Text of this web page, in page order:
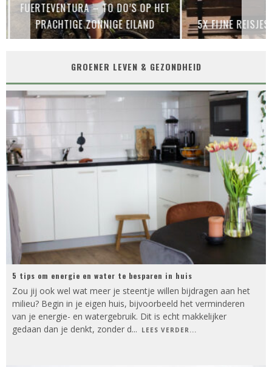
FUERTEVENTURA – TO DO’S OP HET
PRACHTIGE ZONNIGE EILAND
5X FIJNE REISJES
GROENER LEVEN & GEZONDHEID
5 tips om energie en water te besparen in huis
Zou jij ook wel wat meer je steentje willen bijdragen aan het
milieu? Begin in je eigen huis, bijvoorbeeld het verminderen
van je energie- en watergebruik. Dit is echt makkelijker
gedaan dan je denkt, zonder d... LEES VERDER...